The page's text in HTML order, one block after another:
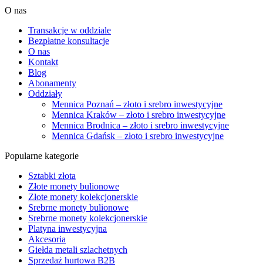
O nas
Transakcje w oddziale
Bezpłatne konsultacje
O nas
Kontakt
Blog
Abonamenty
Oddziały
Mennica Poznań – złoto i srebro inwestycyjne
Mennica Kraków – złoto i srebro inwestycyjne
Mennica Brodnica – złoto i srebro inwestycyjne
Mennica Gdańsk – złoto i srebro inwestycyjne
Popularne kategorie
Sztabki złota
Złote monety bulionowe
Złote monety kolekcjonerskie
Srebrne monety bulionowe
Srebrne monety kolekcjonerskie
Platyna inwestycyjna
Akcesoria
Giełda metali szlachetnych
Sprzedaż hurtowa B2B